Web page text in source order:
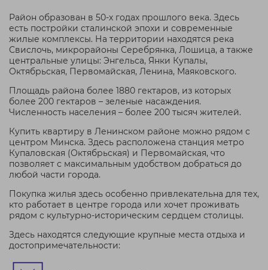
Район образован в 50-х годах прошлого века. Здесь
есть постройки сталинской эпохи и современные
жилые комплексы. На территории находятся река
Свислочь, микрорайоны Серебрянка, Лошица, а также
центральные улицы: Энгельса, Янки Купалы,
Октябрьская, Первомайская, Ленина, Маяковского.
Площадь района более 1880 гектаров, из которых
более 200 гектаров – зеленые насаждения.
Численность населения – более 200 тысяч жителей.
Купить квартиру в Ленинском районе можно рядом с
центром Минска. Здесь расположена станция метро
Купаловская (Октябрьская) и Первомайская, что
позволяет с максимальным удобством добраться до
любой части города.
Покупка жилья здесь особенно привлекательна для тех,
кто работает в центре города или хочет проживать
рядом с культурно-историческим сердцем столицы.
Здесь находятся следующие крупные места отдыха и
достопримечательности: